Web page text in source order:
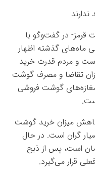
در گفت‌وگو با
ماه‌های گذشته اظهار
و مردم قدرت خرید
تقاضا و مصرف گوشت
گوشت فروشی
میزان خرید گوشت
گران است. در حال
قیمت آن ۳۲۰ هزار تومان است، پس از ذبح
قرار می‌گیرد.